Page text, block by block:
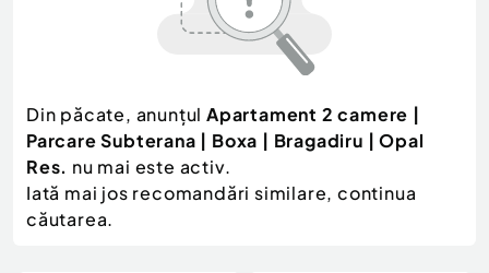
Electronice si electrocasnice
Mama si copilul
Moda si frumusete
Sport, timp liber, arta
Agro si Industrie
Scutere - ATV - UTV
Autoutilitare
Ambarcatiuni
Camioane - Rulote - Remorci
Motociclete
Din păcate, anunțul Apartament 2 camere |
Parcare Subterana | Boxa | Bragadiru | Opal
Res. nu mai este activ.
Iată mai jos recomandări similare, continua
căutarea.